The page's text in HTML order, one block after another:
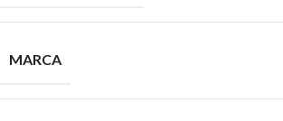
MARCA